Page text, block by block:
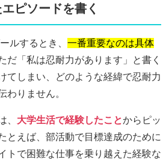
ピソードを書く
ルするとき、 一番重要なのは具体
だ「私は忍耐力があります」と書く
てしまい、どのような経緯で忍耐力
わりません。
、 大学生活で経験したことからピッ
とえば、部活動で目標達成のために
トで困難な仕事を乗り越えた経験な